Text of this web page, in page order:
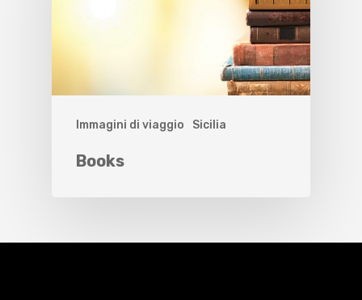
Immagini di viaggio Sicilia
Books